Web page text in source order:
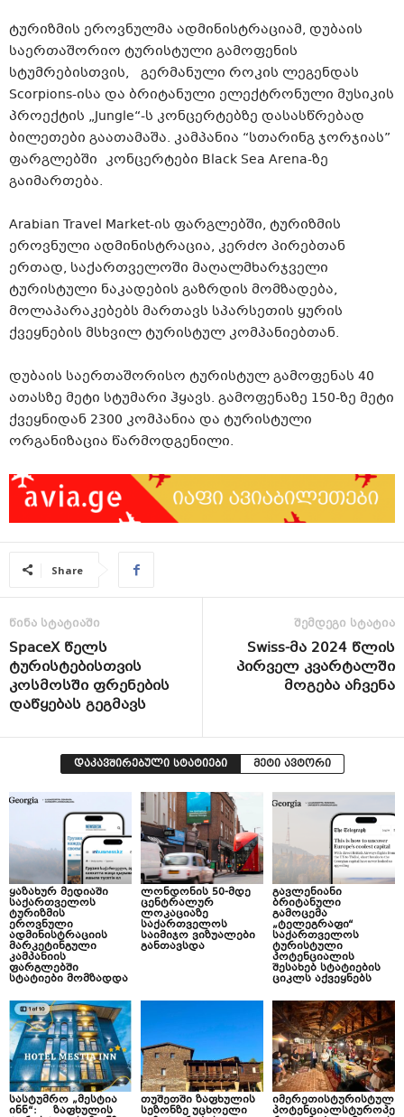
ტურიზმის ეროვნულმა ადმინისტრაციამ, დუბაის
საერთაშორიო ტურისტული გამოფენის
სტუმრებისთვის, გერმანული როკის ლეგენდას
Scorpions-ისა და ბრიტანული ელექტრონული მუსიკის
პროექტის „Jungle“-ს კონცერტებზე დასასწრებად
ბილეთები გაათამაშა. კამპანია “სთარინგ ჯორჯიას”
ფარგლებში კონცერტები Black Sea Arena-ზე
გაიმართება.
Arabian Travel Market-ის ფარგლებში, ტურიზმის
ეროვნული ადმინისტრაცია, კერძო პირებთან
ერთად, საქართველოში მაღალმხარჯველი
ტურისტული ნაკადების გაზრდის მომზადება,
მოლაპარაკებებს მართავს სპარსეთის ყურის
ქვეყნების მსხვილ ტურისტულ კომპანიებთან.
დუბაის საერთაშორისო ტურისტულ გამოფენას 40
ათასზე მეტი სტუმარი ჰყავს. გამოფენაზე 150-ზე მეტი
ქვეყნიდან 2300 კომპანია და ტურისტული
ორგანიზაცია წარმოდგენილი.
Share
წინა სტატიაში
SpaceX წელს
ტურისტებისთვის
კოსმოსში ფრენების
დაწყებას გეგმავს
შემდეგი სტატია
Swiss-მა 2024 წლის
პირველ კვარტალში
მოგება აჩვენა
დაკავშირებული სტატიები მეტი ავტორი
ყაზახურ მედიაში
საქართველოს
ტურიზმის
ეროვნული
ადმინისტრაციის
მარკეტინგული
კამპანიის
ფარგლებში
სტატიები მომზადდა
ლონდონის 50-მდე
ცენტრალურ
ლოკაციაზე
საქართველოს
საიმიჯო ვიზუალები
განთავსდა
გავლენიანი
ბრიტანული
გამოცემა
„ტელეგრაფი“
საქართველოს
ტურისტული
პოტენციალის
შესახებ სტატიების
ციკლს აქვეყნებს
სასტუმრო „მესტია
ინნ“: ზაფხულის
თუშეთში ზაფხულის
სეზონზე უცხოელი
იმერეთისტურისტულ
პოტენციალსტუროპე